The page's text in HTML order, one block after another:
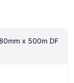
x 500m DF